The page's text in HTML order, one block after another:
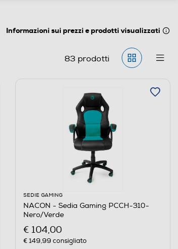
Informazioni sui prezzi e prodotti visualizzati
83 prodotti
SEDIE GAMING
NACON - Sedia Gaming PCCH-310-
Nero/Verde
€ 104,00
€ 149,99 consigliato